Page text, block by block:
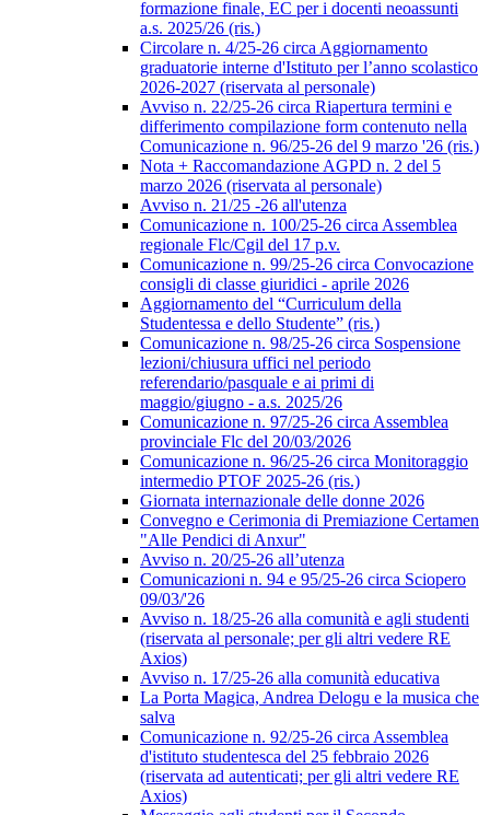
formazione finale, EC per i docenti neoassunti
a.s. 2025/26 (ris.)
Circolare n. 4/25-26 circa Aggiornamento
graduatorie interne d'Istituto per l’anno scolastico
2026-2027 (riservata al personale)
Avviso n. 22/25-26 circa Riapertura termini e
differimento compilazione form contenuto nella
Comunicazione n. 96/25-26 del 9 marzo '26 (ris.)
Nota + Raccomandazione AGPD n. 2 del 5
marzo 2026 (riservata al personale)
Avviso n. 21/25 -26 all'utenza
Comunicazione n. 100/25-26 circa Assemblea
regionale Flc/Cgil del 17 p.v.
Comunicazione n. 99/25-26 circa Convocazione
consigli di classe giuridici - aprile 2026
Aggiornamento del “Curriculum della
Studentessa e dello Studente” (ris.)
Comunicazione n. 98/25-26 circa Sospensione
lezioni/chiusura uffici nel periodo
referendario/pasquale e ai primi di
maggio/giugno - a.s. 2025/26
Comunicazione n. 97/25-26 circa Assemblea
provinciale Flc del 20/03/2026
Comunicazione n. 96/25-26 circa Monitoraggio
intermedio PTOF 2025-26 (ris.)
Giornata internazionale delle donne 2026
Convegno e Cerimonia di Premiazione Certamen
"Alle Pendici di Anxur"
Avviso n. 20/25-26 all’utenza
Comunicazioni n. 94 e 95/25-26 circa Sciopero
09/03/'26
Avviso n. 18/25-26 alla comunità e agli studenti
(riservata al personale; per gli altri vedere RE
Axios)
Avviso n. 17/25-26 alla comunità educativa
La Porta Magica, Andrea Delogu e la musica che
salva
Comunicazione n. 92/25-26 circa Assemblea
d'istituto studentesca del 25 febbraio 2026
(riservata ad autenticati; per gli altri vedere RE
Axios)